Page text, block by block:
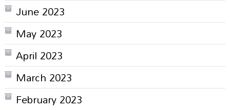
June 2023
May 2023
April 2023
March 2023
February 2023